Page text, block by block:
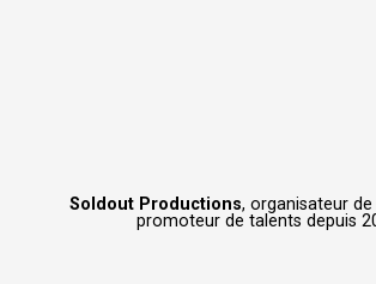
Soldout Productions, organisateur
promoteur de talents depuis